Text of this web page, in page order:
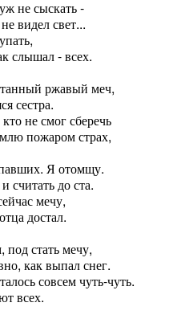
не сыскать -
видел свет...
слышал - всех.
ржавый меч,
сестра.
не смог сберечь
пожаром страх,
Я отомщу.
до ста.
мечу,
достал.
стать мечу,
как выпал снег.
совсем чуть-чуть.
всех.